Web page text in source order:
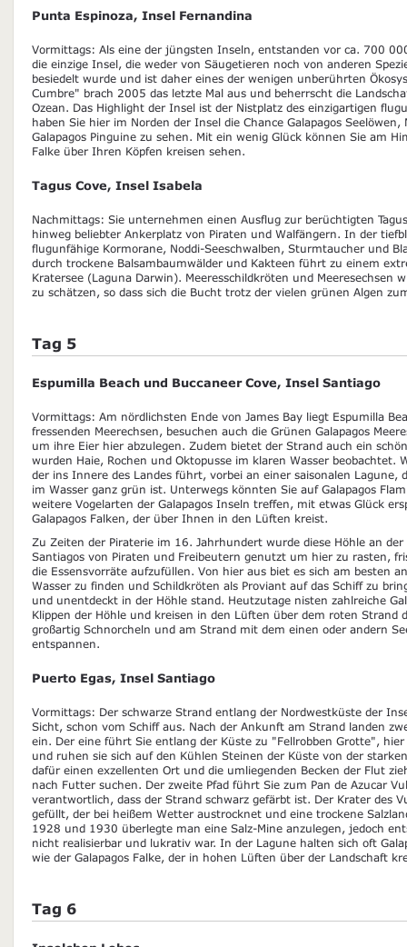
Punta Espinoza, Insel Fernandina
Vormittags: Als eine der jüngsten Inseln, entstanden vor ca. 700
die einzige Insel, die weder von Säugetieren noch von anderen
besiedelt wurde und ist daher eines der wenigen unberührten
Cumbre" brach 2005 das letzte Mal aus und beherrscht die
Ozean. Das Highlight der Insel ist der Nistplatz des einzigartigen
haben Sie hier im Norden der Insel die Chance Galapagos Seelöwen,
Galapagos Pinguine zu sehen. Mit ein wenig Glück können Sie am
Falke über Ihren Köpfen kreisen sehen.
Tagus Cove, Insel Isabela
Nachmittags: Sie unternehmen einen Ausflug zur berüchtigten
hinweg beliebter Ankerplatz von Piraten und Walfängern. In der
flugunfähige Kormorane, Noddi-Seeschwalben, Sturmtaucher und
durch trockene Balsambaumwälder und Kakteen führt zu einem
Kratersee (Laguna Darwin). Meeresschildkröten und Meeresechsen
zu schätzen, so dass sich die Bucht trotz der vielen grünen Algen
Tag 5
Espumilla Beach und Buccaneer Cove, Insel Santiago
Vormittags: Am nördlichsten Ende von James Bay liegt Espumilla
fressenden Meerechsen, besuchen auch die Grünen Galapagos
um ihre Eier hier abzulegen. Zudem bietet der Strand auch ein
wurden Haie, Rochen und Oktopusse im klaren Wasser beobachtet.
der ins Innere des Landes führt, vorbei an einer saisonalen Lagune,
im Wasser ganz grün ist. Unterwegs könnten Sie auf Galapagos
weitere Vogelarten der Galapagos Inseln treffen, mit etwas Glück
Galapagos Falken, der über Ihnen in den Lüften kreist.
Zu Zeiten der Piraterie im 16. Jahrhundert wurde diese Höhle an
Santiagos von Piraten und Freibeutern genutzt um hier zu rasten,
die Essensvorräte aufzufüllen. Von hier aus biet es sich am besten
Wasser zu finden und Schildkröten als Proviant auf das Schiff zu
und unentdeckt in der Höhle stand. Heutzutage nisten zahlreiche
Klippen der Höhle und kreisen in den Lüften über dem roten Strand
großartig Schnorcheln und am Strand mit dem einen oder andern
entspannen.
Puerto Egas, Insel Santiago
Vormittags: Der schwarze Strand entlang der Nordwestküste der
Sicht, schon vom Schiff aus. Nach der Ankunft am Strand landen
ein. Der eine führt Sie entlang der Küste zu "Fellrobben Grotte",
und ruhen sie sich auf den Kühlen Steinen der Küste von der
dafür einen exzellenten Ort und die umliegenden Becken der Flut
nach Futter suchen. Der zweite Pfad führt Sie zum Pan de Azucar
verantwortlich, dass der Strand schwarz gefärbt ist. Der Krater des
gefüllt, der bei heißem Wetter austrocknet und eine trockene
1928 und 1930 überlegte man eine Salz-Mine anzulegen, jedoch
nicht realisierbar und lukrativ war. In der Lagune halten sich oft
wie der Galapagos Falke, der in hohen Lüften über der Landschaft
Tag 6